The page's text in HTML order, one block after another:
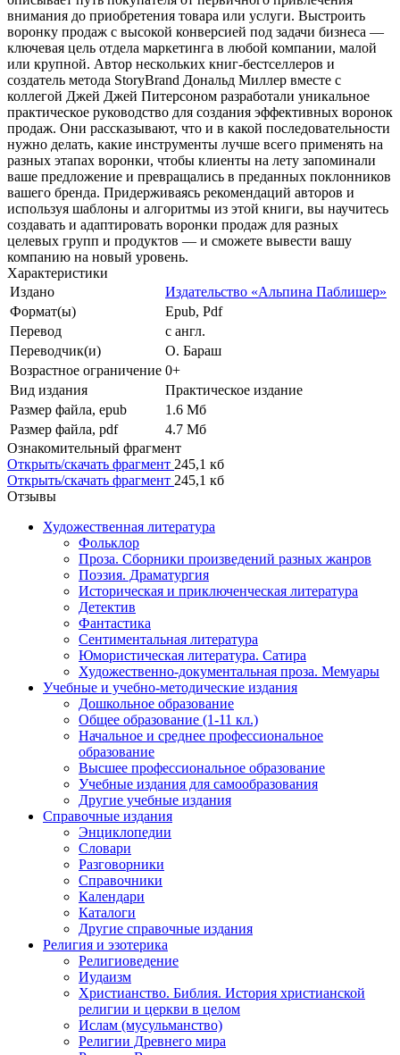
внимания до приобретения товара или услуги. Выстроить
воронку продаж с высокой конверсией под задачи бизнеса —
ключевая цель отдела маркетинга в любой компании, малой
или крупной. Автор нескольких книг-бестселлеров и
создатель метода StoryBrand Дональд Миллер вместе с
коллегой Джей Джей Питерсоном разработали уникальное
практическое руководство для создания эффективных воронок
продаж. Они рассказывают, что и в какой последовательности
нужно делать, какие инструменты лучше всего применять на
разных этапах воронки, чтобы клиенты на лету запоминали
ваше предложение и превращались в преданных поклонников
вашего бренда. Придерживаясь рекомендаций авторов и
используя шаблоны и алгоритмы из этой книги, вы научитесь
создавать и адаптировать воронки продаж для разных
целевых групп и продуктов — и сможете вывести вашу
компанию на новый уровень.
Характеристики
Издано
Издательство «Альпина Паблишер»
Формат(ы)
Epub, Pdf
Перевод
с англ.
Переводчик(и)
О. Бараш
Возрастное ограничение 0+
Вид издания
Практическое издание
Размер файла, epub
1.6 Mб
Размер файла, pdf
4.7 Mб
Ознакомительный фрагмент
Открыть/скачать фрагмент 245,1 кб
Открыть/скачать фрагмент 245,1 кб
Отзывы
Художественная литература
Фольклор
Проза. Сборники произведений разных жанров
Поэзия. Драматургия
Историческая и приключенческая литература
Детектив
Фантастика
Сентиментальная литература
Юмористическая литература. Сатира
Художественно-документальная проза. Мемуары
Учебные и учебно-методические издания
Дошкольное образование
Общее образование (1-11 кл.)
Начальное и среднее профессиональное
образование
Высшее профессиональное образование
Учебные издания для самообразования
Другие учебные издания
Справочные издания
Энциклопедии
Словари
Разговорники
Справочники
Календари
Каталоги
Другие справочные издания
Религия и эзотерика
Религиоведение
Иудаизм
Христианство. Библия. История христианской
религии и церкви в целом
Ислам (мусульманство)
Религии Древнего мира